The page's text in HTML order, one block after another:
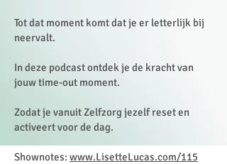
Tot dat moment komt dat je er letterlijk bij
neervalt.
In deze podcast ontdek je de kracht van
jouw time-out moment.
Zodat je vanuit Zelfzorg jezelf reset en
activeert voor de dag.
Shownotes: www.LisetteLucas.com/115